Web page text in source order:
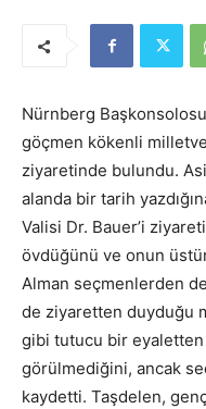
Nürnberg
göçmen kökenli
ziyaretinde bulundu.
alanda bir tarih
Valisi Dr. Bauer’i
övdüğünü ve onun
Alman seçmenlerden de
de ziyaretten duyduğu
gibi tutucu bir
görülmediğini, ancak
kaydetti. Taşdelen,